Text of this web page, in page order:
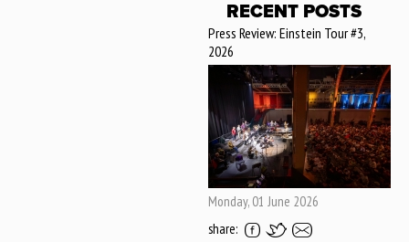
RECENT POSTS
Press Review: Einstein Tour #3,
2026
Monday, 01 June 2026
share: